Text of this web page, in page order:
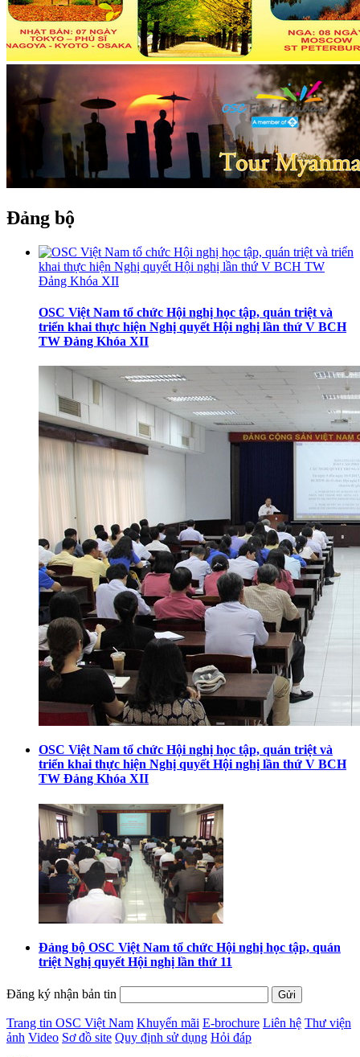
Đảng bộ
OSC Việt Nam tổ chức Hội nghị học tập, quán triệt và
triển khai thực hiện Nghị quyết Hội nghị lần thứ V BCH
TW Đảng Khóa XII
OSC Việt Nam tổ chức Hội nghị học tập, quán triệt và
triển khai thực hiện Nghị quyết Hội nghị lần thứ V BCH
TW Đảng Khóa XII
Đảng bộ OSC Việt Nam tổ chức Hội nghị học tập, quán
triệt Nghị quyết Hội nghị lần thứ 11
Đăng ký nhận bản tin
Trang tin OSC Việt Nam Khuyến mãi E-brochure Liên hệ Thư viện
ảnh Video Sơ đồ site Quy định sử dụng Hỏi đáp